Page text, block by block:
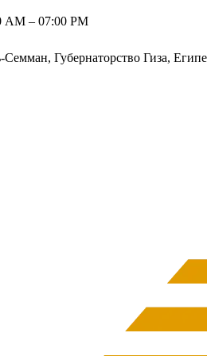
AM – 07:00 PM
Губернаторство Гиза,